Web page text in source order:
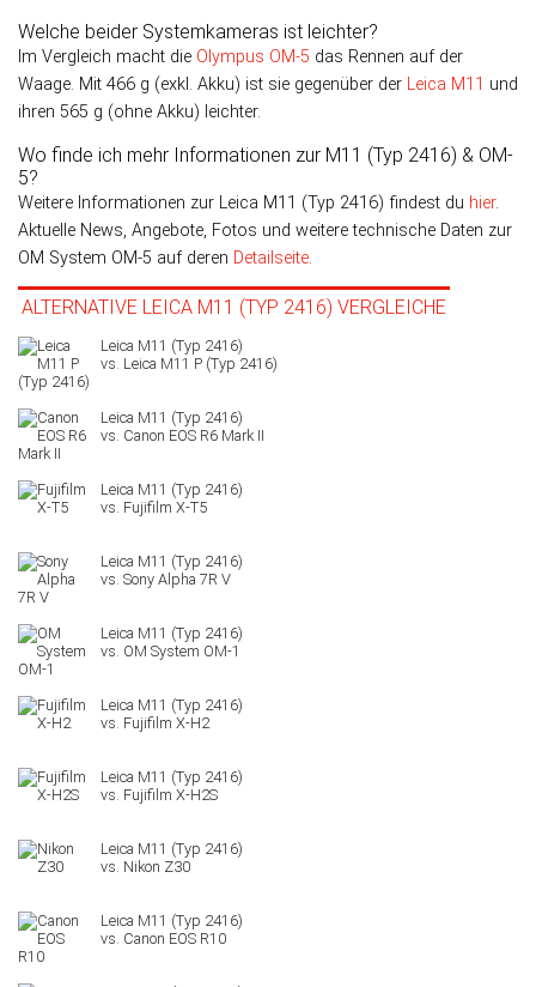
Welche beider Systemkameras ist leichter?
Im Vergleich macht die Olympus OM-5 das Rennen auf der
Waage. Mit 466 g (exkl. Akku) ist sie gegenüber der Leica M11 und
ihren 565 g (ohne Akku) leichter.
Wo finde ich mehr Informationen zur M11 (Typ 2416) & OM-
5?
Weitere Informationen zur Leica M11 (Typ 2416) findest du hier.
Aktuelle News, Angebote, Fotos und weitere technische Daten zur
OM System OM-5 auf deren Detailseite.
ALTERNATIVE LEICA M11 (TYP 2416) VERGLEICHE
Leica M11 P (Typ 2416)
Canon EOS R6 Mark II
Fujifilm X-T5
Sony Alpha 7R V
OM System OM-1
Fujifilm X-H2
Fujifilm X-H2S
Nikon Z30
Canon EOS R10